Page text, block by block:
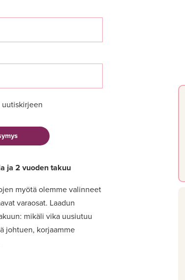
uutiskirjeen
ja 2 vuoden takuu
myötä olemme valinneet
varaosat. Laadun
mikäli vika uusiutuu
johtuen, korjaamme